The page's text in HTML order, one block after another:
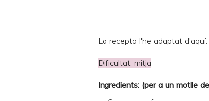
La recepta l'he adaptat d'aquí.
Dificultat: mitja
Ingredients: (per a un motlle